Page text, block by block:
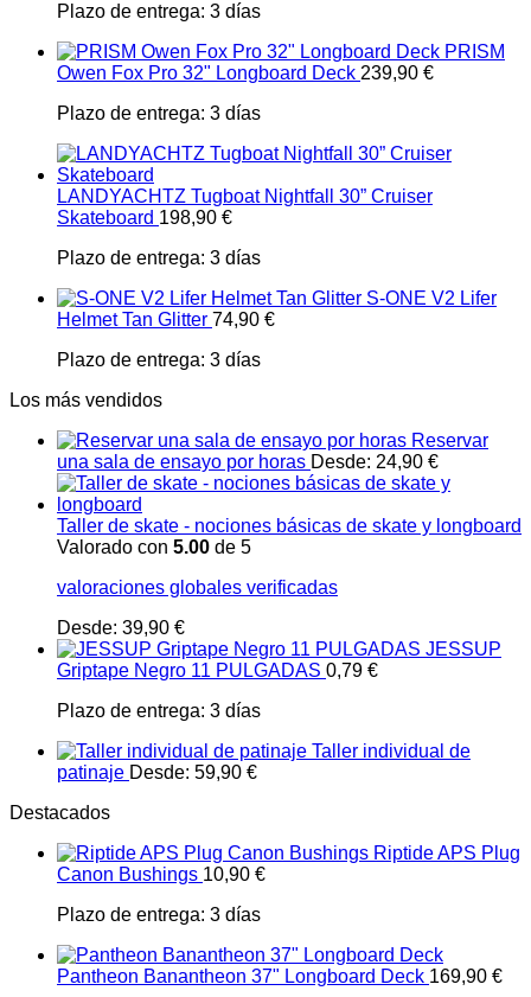
Plazo de entrega: 3 días
PRISM
Owen Fox Pro 32" Longboard Deck 239,90 €
Plazo de entrega: 3 días
LANDYACHTZ Tugboat Nightfall 30” Cruiser
Skateboard 198,90 €
Plazo de entrega: 3 días
S-ONE V2 Lifer
Helmet Tan Glitter 74,90 €
Plazo de entrega: 3 días
Los más vendidos
Reservar
una sala de ensayo por horas Desde: 24,90 €
Taller de skate - nociones básicas de skate y longboard
Valorado con 5.00 de 5
valoraciones globales verificadas
Desde: 39,90 €
JESSUP
Griptape Negro 11 PULGADAS 0,79 €
Plazo de entrega: 3 días
Taller individual de
patinaje Desde: 59,90 €
Destacados
Riptide APS Plug
Canon Bushings 10,90 €
Plazo de entrega: 3 días
Pantheon Banantheon 37" Longboard Deck 169,90 €